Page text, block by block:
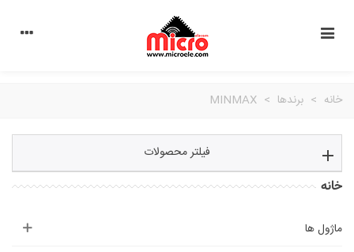
خانه > برندها >
MINMAX
فیلتر محصولات
خانه
ماژول ها